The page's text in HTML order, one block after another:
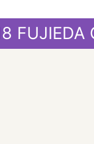
FUJIEDA